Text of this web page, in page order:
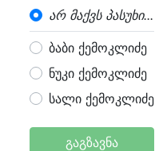
არ მაქვს პასუხი...
ბაბი ქემოკლიძე
ნუკი ქემოკლიძე
სალი ქემოკლიძე
გაგზავნა